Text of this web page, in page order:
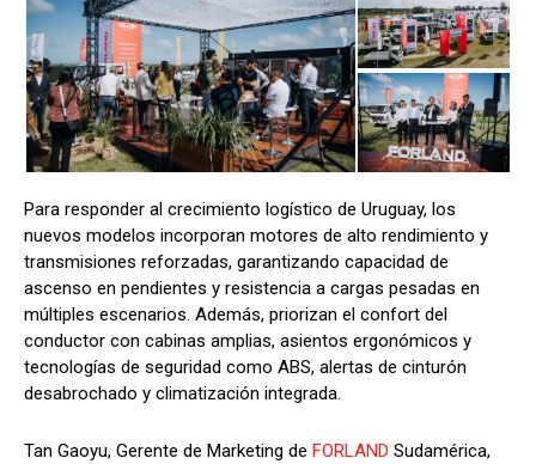
Para responder al crecimiento logístico de Uruguay, los
nuevos modelos incorporan motores de alto rendimiento y
transmisiones reforzadas, garantizando capacidad de
ascenso en pendientes y resistencia a cargas pesadas en
múltiples escenarios. Además, priorizan el confort del
conductor con cabinas amplias, asientos ergonómicos y
tecnologías de seguridad como ABS, alertas de cinturón
desabrochado y climatización integrada.
Tan Gaoyu, Gerente de Marketing de FORLAND Sudamérica,